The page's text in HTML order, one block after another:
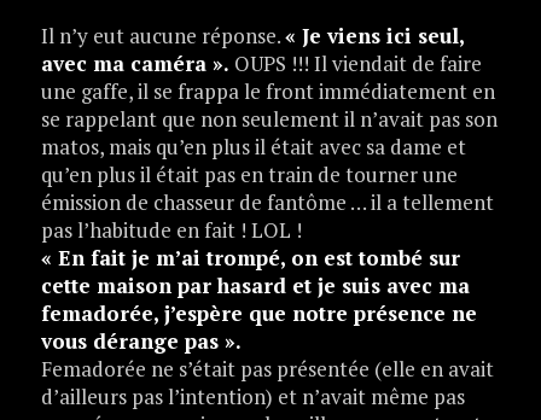
Il n’y eut aucune réponse.« Je viens ici seul,
avec ma caméra ». OUPS !!! Il viendait de faire
une gaffe, il se frappa le front immédiatement en
se rappelant que non seulement il n’avait pas son
matos, mais qu’en plus il était avec sa dame et
qu’en plus il était pas en train de tourner une
émission de chasseur de fantôme … il a tellement
pas l’habitude en fait ! LOL !
« En fait je m’ai trompé, on est tombé sur
cette maison par hasard et je suis avec ma
femadorée, j’espère que notre présence ne
vous dérange pas ».
Femadorée ne s’était pas présentée (elle en avait
d’ailleurs pas l’intention) et n’avait même pas